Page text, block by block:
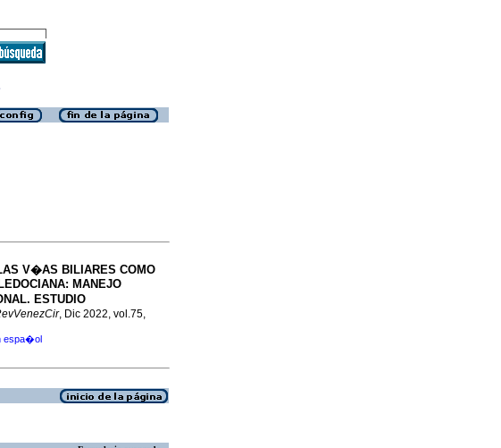
V�AS BILIARES COMO
MANEJO
ESTUDIO
, Dic 2022, vol.75,
espa�ol